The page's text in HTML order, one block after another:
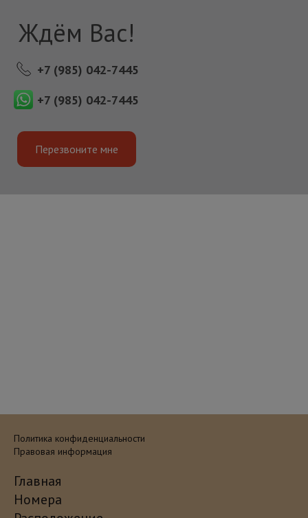
Ждём Вас!
+7 (985) 042-7445
+7 (985) 042-7445
Перезвоните мне
Политика конфиденциальности
Правовая информация
Главная
Номера